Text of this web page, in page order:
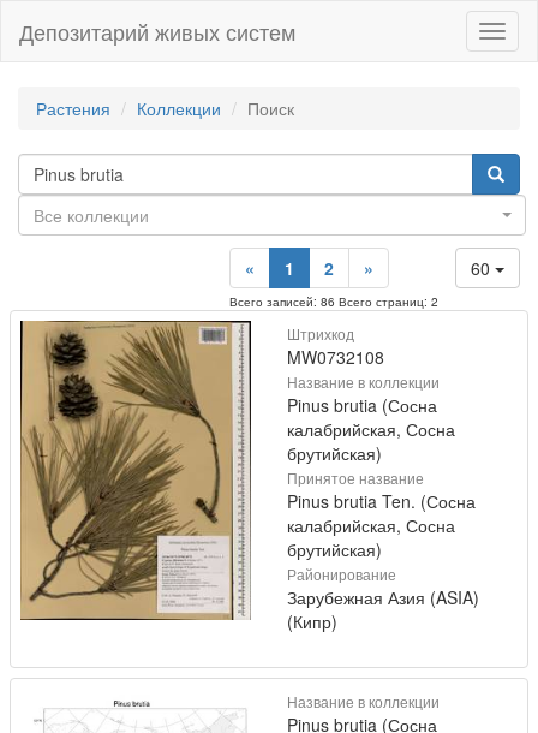
Депозитарий живых систем
Растения Коллекции Поиск
Все коллекции
60
« 1 2 »
Всего записей: 86 Всего страниц: 2
Штрихкод
MW0732108
Название в коллекции
Pinus brutia (Сосна
калабрийская, Сосна
брутийская)
Принятое название
Pinus brutia Ten. (Сосна
калабрийская, Сосна
брутийская)
Районирование
Зарубежная Азия (ASIA)
(Кипр)
Название в коллекции
Pinus brutia (Сосна